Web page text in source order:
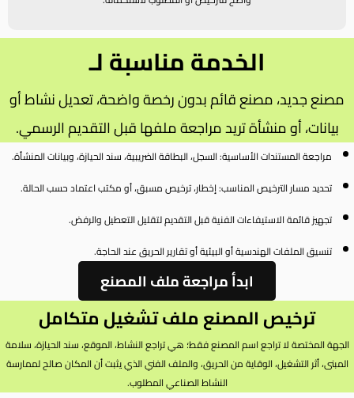
الخدمة مناسبة لـ
مصنع جديد، مصنع قائم بدون رخصة واضحة، تعديل نشاط أو
بيانات، أو منشأة تريد مراجعة ملفها قبل التقديم الرسمي.
مراجعة المستندات الأساسية: السجل، البطاقة الضريبية، سند الحيازة، وبيانات المنشأة.
تحديد مسار الترخيص المناسب: إخطار، ترخيص مسبق، أو مكتب اعتماد حسب الحالة.
تجهيز قائمة الاستيفاءات الفنية قبل التقديم لتقليل التعطيل والرفض.
تنسيق الملفات الهندسية أو البيئية أو تقارير الحريق عند الحاجة.
ابدأ مراجعة ملف المصنع
ترخيص المصنع ملف تشغيل متكامل
الجهة المختصة لا تراجع اسم المصنع فقط؛ هي تراجع النشاط، الموقع، سند الحيازة، سلامة
المبنى، أثر التشغيل، الوقاية من الحريق، والملف الفني الذي يثبت أن المكان صالح لممارسة
النشاط الصناعي المطلوب.